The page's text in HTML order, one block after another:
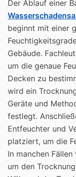
Der Ablauf einer
beginnt mit einer
Gebäude.
um die genaue
Decken zu
wird ein
Geräte und
festlegt.
Entfeuchter und
platziert, um die
In manchen
um den